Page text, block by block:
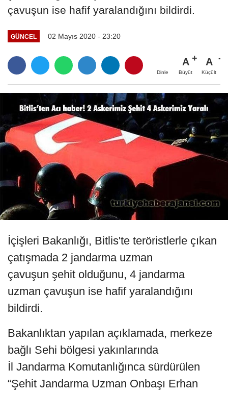
çavuşun ise hafif yaralandığını bildirdi.
GÜNCEL 02 Mayıs 2020 - 23:20
Dinle
A
Büyüt
A
Küçült
İçişleri Bakanlığı, Bitlis'te teröristlerle çıkan
çatışmada 2 jandarma uzman
çavuşun şehit olduğunu, 4 jandarma
uzman çavuşun ise hafif yaralandığını
bildirdi.
Bakanlıktan yapılan açıklamada, merkeze
bağlı Sehi bölgesi yakınlarında
İl Jandarma Komutanlığınca sürdürülen
“Şehit Jandarma Uzman Onbaşı Erhan